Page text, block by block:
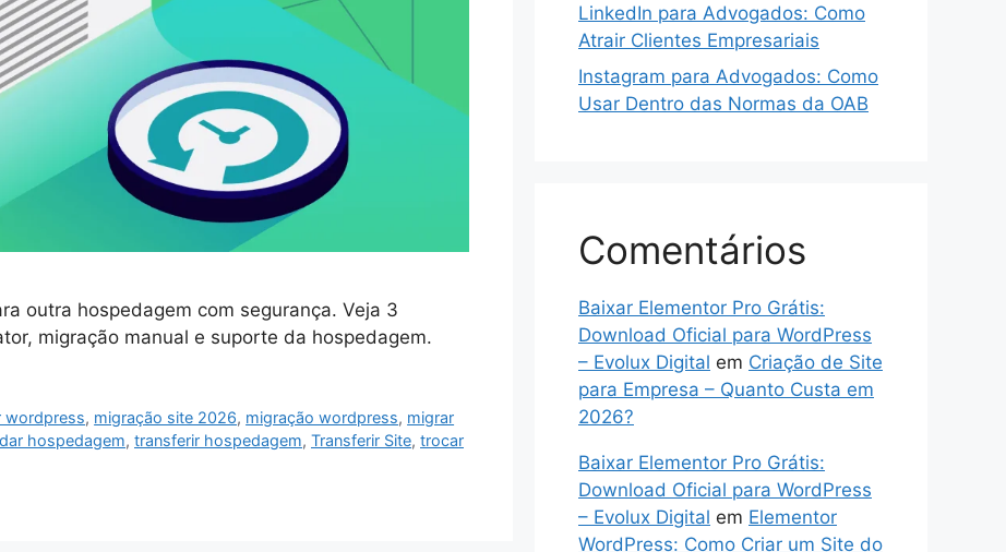
outra hospedagem com segurança. Veja 3
migração manual e suporte da hospedagem.
wordpress, migração site 2026, migração wordpress, migrar
hospedagem, transferir hospedagem, Transferir Site, trocar
LinkedIn para Advogados: Como
Atrair Clientes Empresariais
Instagram para Advogados: Como
Usar Dentro das Normas da OAB
Comentários
Baixar Elementor Pro Grátis:
Download Oficial para WordPress
– Evolux Digital em Criação de Site
para Empresa – Quanto Custa em
2026?
Baixar Elementor Pro Grátis:
Download Oficial para WordPress
– Evolux Digital em Elementor
WordPress: Como Criar um Site do